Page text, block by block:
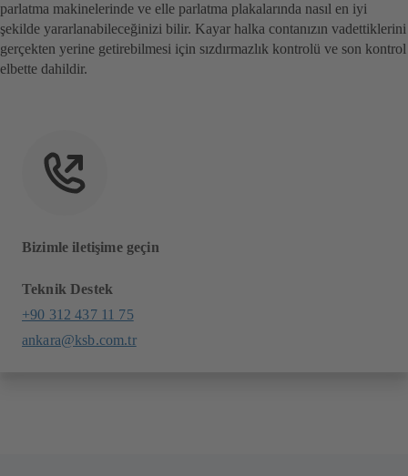
parlatma makinelerinde ve elle parlatma plakalarında nasıl en iyi
şekilde yararlanabileceğinizi bilir. Kayar halka contanızın vadettiklerini
gerçekten yerine getirebilmesi için sızdırmazlık kontrolü ve son kontrol
elbette dahildir.
Bizimle iletişime geçin
Teknik Destek
+90 312 437 11 75
ankara@ksb.com.tr